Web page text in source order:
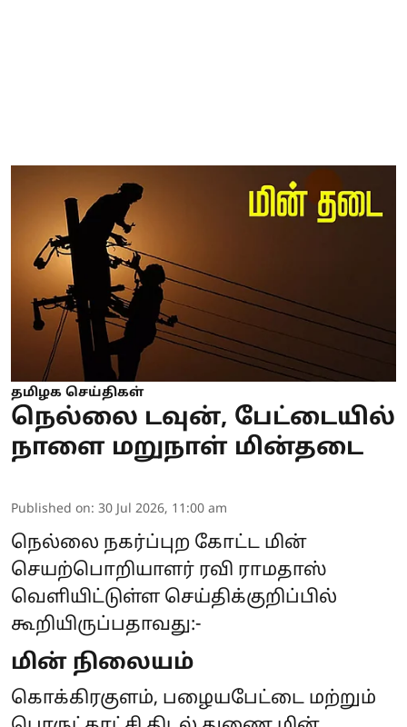
தமிழக செய்திகள்
நெல்லை டவுன், பேட்டையில்
நாளை மறுநாள் மின்தடை
Published on: 30 Jul 2026, 11:00 am
நெல்லை நகர்ப்புற கோட்ட மின்
செயற்பொறியாளர் ரவி ராமதாஸ்
வெளியிட்டுள்ள செய்திக்குறிப்பில்
கூறியிருப்பதாவது:-
மின் நிலையம்
கொக்கிரகுளம், பழையபேட்டை மற்றும்